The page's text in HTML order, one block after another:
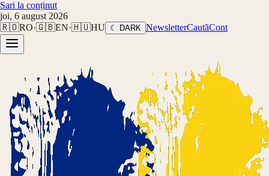
Sari la conținut
joi, 6 august 2026
🇷🇴RO·🇬🇧EN·🇭🇺HU ☾ DARK NewsletterCautăCont